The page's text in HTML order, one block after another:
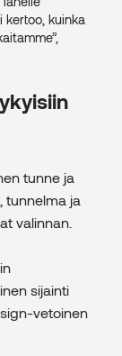
kertoo, kuinka
tunne ja
tunnelma ja
valinnan.
sijainti
vetoinen